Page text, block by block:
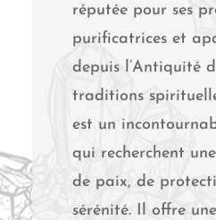
réputée pour ses
purificatrices et
depuis l’Antiquité
traditions
est un
qui recherchent
de paix, de
sérénité. Il offre